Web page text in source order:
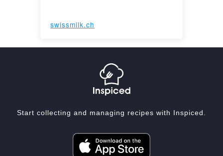
swissmilk.ch
Start collecting and managing recipes with Inspiced.